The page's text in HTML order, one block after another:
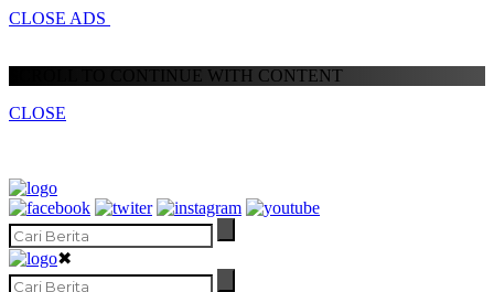
CLOSE ADS
SCROLL TO CONTINUE WITH CONTENT
CLOSE
✖